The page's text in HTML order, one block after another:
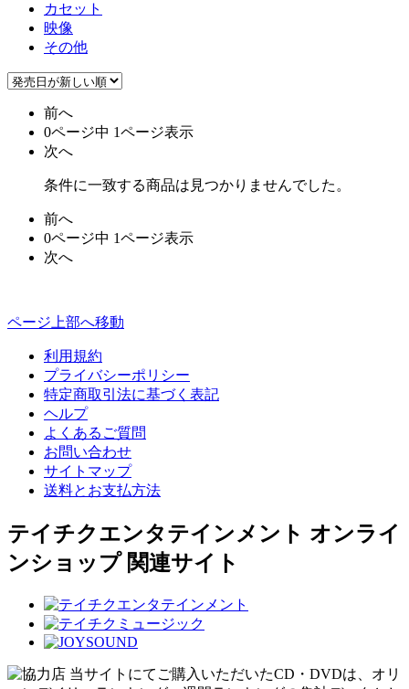
カセット
映像
その他
前へ
0ページ中 1ページ表示
次へ
条件に一致する商品は見つかりませんでした。
前へ
0ページ中 1ページ表示
次へ
ページ上部へ移動
利用規約
プライバシーポリシー
特定商取引法に基づく表記
ヘルプ
よくあるご質問
お問い合わせ
サイトマップ
送料とお支払方法
テイチクエンタテインメント オンライ
ンショップ 関連サイト
当サイトにてご購入いただいたCD・DVDは、オリ